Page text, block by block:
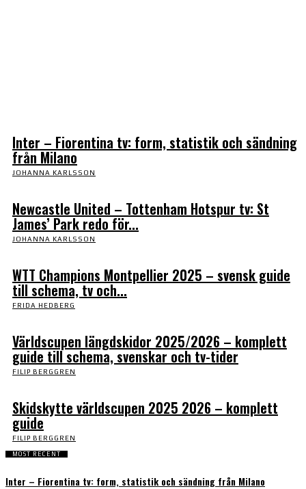
Inter – Fiorentina tv: form, statistik och sändning
från Milano
JOHANNA KARLSSON
Newcastle United – Tottenham Hotspur tv: St
James’ Park redo för...
JOHANNA KARLSSON
WTT Champions Montpellier 2025 – svensk guide
till schema, tv och...
FRIDA HEDBERG
Världscupen längdskidor 2025/2026 – komplett
guide till schema, svenskar och tv-tider
FILIP BERGGREN
Skidskytte världscupen 2025 2026 – komplett
guide
FILIP BERGGREN
MOST RECENT
Inter – Fiorentina tv: form, statistik och sändning från Milano